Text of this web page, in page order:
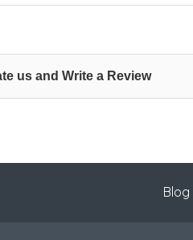
us and Write a Review
Blog